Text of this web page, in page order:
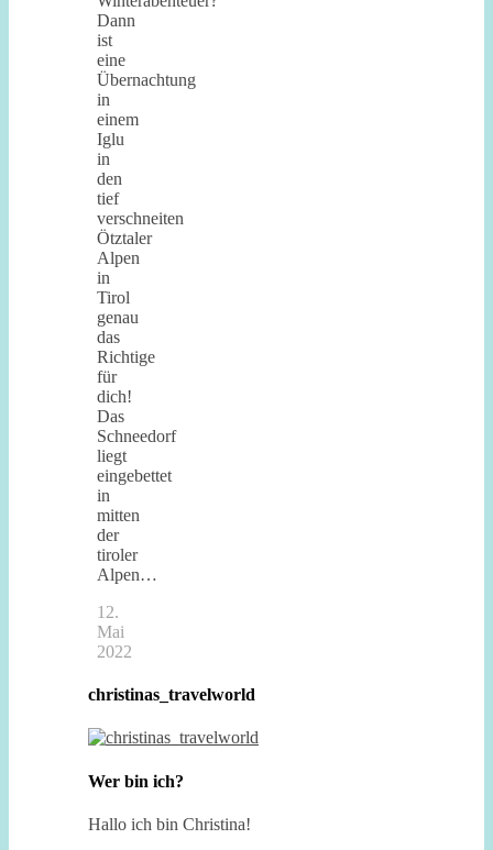
Dann
ist
eine
Übernachtung
in
einem
Iglu
in
den
tief
verschneiten
Ötztaler
Alpen
in
Tirol
genau
das
Richtige
für
dich!
Das
Schneedorf
liegt
eingebettet
in
mitten
der
tiroler
Alpen…
12.
Mai
2022
christinas_travelworld
Wer bin ich?
Hallo ich bin Christina!